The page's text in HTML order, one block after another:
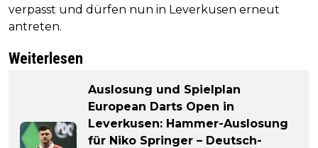
verpasst und dürfen nun in Leverkusen erneut
antreten.
Weiterlesen
Auslosung und Spielplan
European Darts Open in
Leverkusen: Hammer-Auslosung
für Niko Springer – Deutsch-